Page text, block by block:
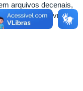
arquivos decenais,
Internet, com livre